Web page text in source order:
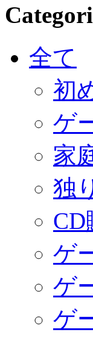
全て
初
ゲ
家
独
CD
ゲ
ゲ
ゲ